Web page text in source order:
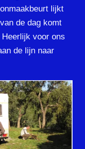
lijkt
de dag komt
voor ons
de lijn naar